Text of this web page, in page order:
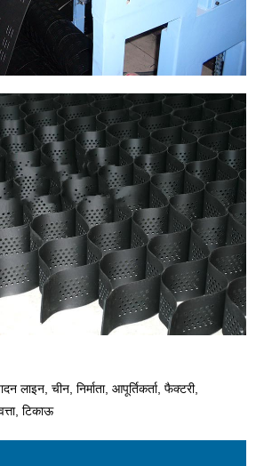
लाइन, चीन, निर्माता, आपूर्तिकर्ता, फैक्टरी,
टिकाऊ